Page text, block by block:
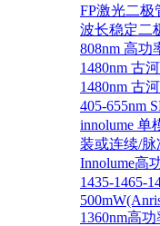
FP激光二极
波长稳定二
808nm 高功
1480nm 古
1480nm 古
405-655nm
innolume 单
装或连续/
Innolume高
1435-1465-
1360nm高